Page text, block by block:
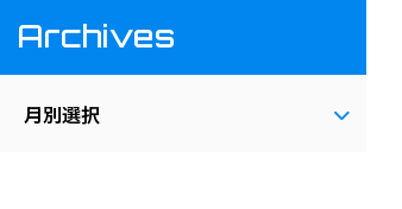
Archives
月別選択